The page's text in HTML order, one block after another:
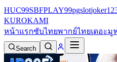
HUC99SBFPLAY99pgslot
KUROKAMI
หน้าแรกซับไทยพากย์ไทยเดอะมู
Search